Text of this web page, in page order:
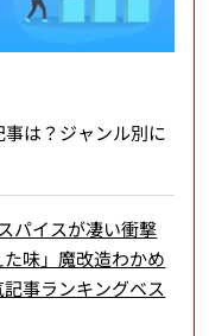
は？ジャンル別に
パイスが凄い衝撃
味」魔改造わかめ
事ランキングベス